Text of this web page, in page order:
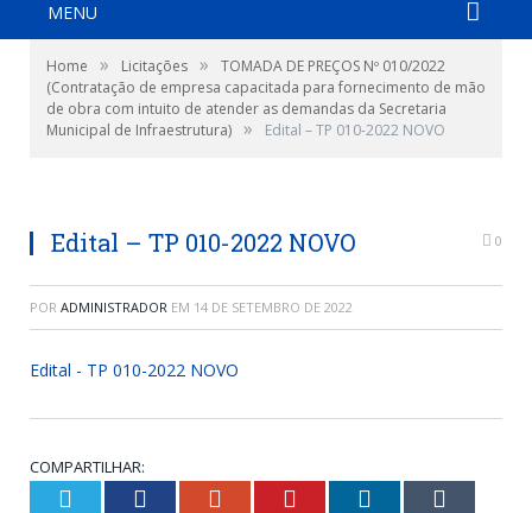
MENU
Home » Licitações »
TOMADA DE PREÇOS Nº 010/2022
(Contratação de empresa capacitada para fornecimento de mão
de obra com intuito de atender as demandas da Secretaria
Municipal de Infraestrutura) » Edital – TP 010-2022 NOVO
Edital – TP 010-2022 NOVO 0
POR ADMINISTRADOR EM 14 DE SETEMBRO DE 2022
Edital - TP 010-2022 NOVO
COMPARTILHAR:
Twitter Facebook Google+ Pinterest LinkedIn